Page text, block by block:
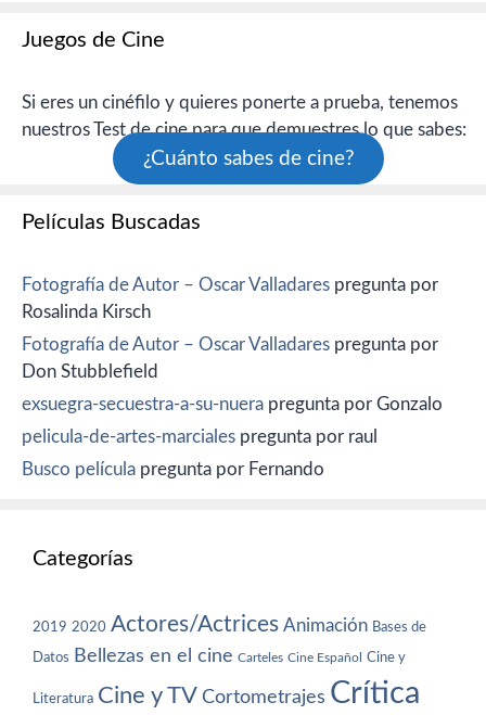
Juegos de Cine
Si eres un cinéfilo y quieres ponerte a prueba, tenemos
nuestros Test de cine para que demuestres lo que sabes:
¿Cuánto sabes de cine?
Películas Buscadas
Fotografía de Autor – Oscar Valladares pregunta por
Rosalinda Kirsch
Fotografía de Autor – Oscar Valladares pregunta por
Don Stubblefield
exsuegra-secuestra-a-su-nuera pregunta por Gonzalo
pelicula-de-artes-marciales pregunta por raul
Busco película pregunta por Fernando
Categorías
2019 2020 Actores/Actrices Animación Bases de
Datos Bellezas en el cine Carteles Cine Español Cine y
Literatura Cine y TV Cortometrajes Crítica